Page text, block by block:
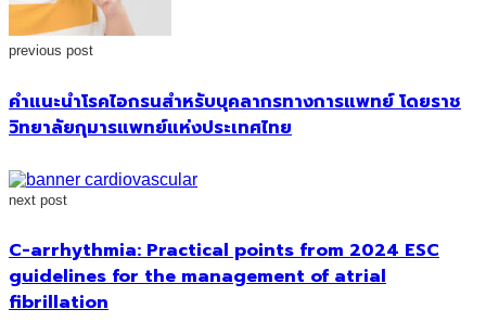
previous post
คำแนะนำโรคไอกรนสำหรับบุคลากรทางการแพทย์ โดยราช
วิทยาลัยกุมารแพทย์แห่งประเทศไทย
next post
C-arrhythmia: Practical points from 2024 ESC
guidelines for the management of atrial
fibrillation